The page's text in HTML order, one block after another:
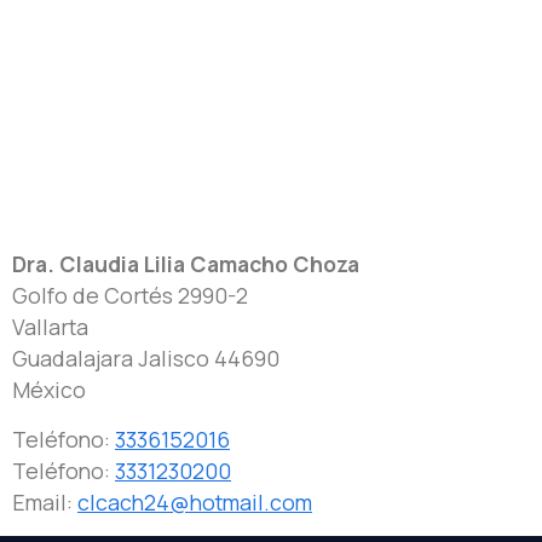
Dra. Claudia Lilia Camacho Choza
Golfo de Cortés 2990-2
Vallarta
Guadalajara Jalisco 44690
México
Teléfono: 3336152016
Teléfono: 3331230200
Email: clcach24@hotmail.com